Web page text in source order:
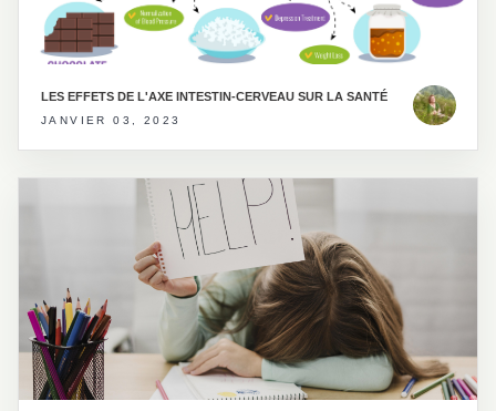
LES EFFETS DE L'AXE INTESTIN-CERVEAU SUR LA SANTÉ
JANVIER 03, 2023